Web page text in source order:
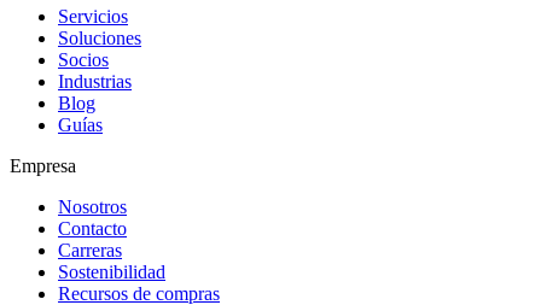
Servicios
Soluciones
Socios
Industrias
Blog
Guías
Empresa
Nosotros
Contacto
Carreras
Sostenibilidad
Recursos de compras